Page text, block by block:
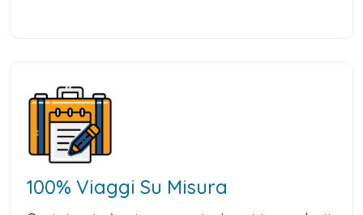
100% Viaggi Su Misura